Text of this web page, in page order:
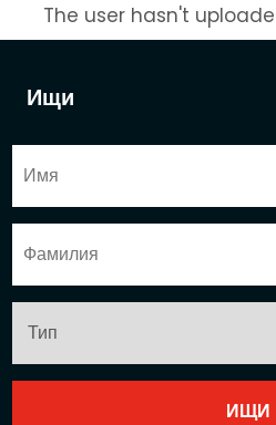
Ищи
The user hasn't